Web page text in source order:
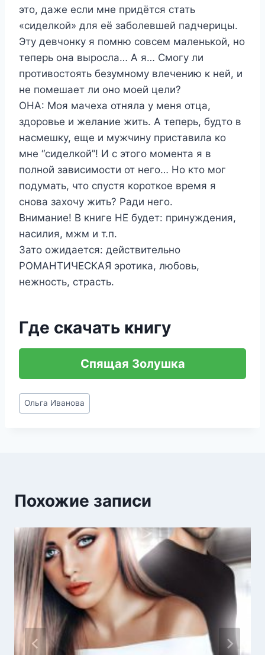
это, даже если мне придётся стать
«сиделкой» для её заболевшей падчерицы.
Эту девчонку я помню совсем маленькой, но
теперь она выросла… А я… Смогу ли
противостоять безумному влечению к ней, и
не помешает ли оно моей цели?
ОНА: Моя мачеха отняла у меня отца,
здоровье и желание жить. А теперь, будто в
насмешку, еще и мужчину приставила ко
мне “сиделкой”! И с этого момента я в
полной зависимости от него… Но кто мог
подумать, что спустя короткое время я
снова захочу жить? Ради него.
Внимание! В книге НЕ будет: принуждения,
насилия, мжм и т.п.
Зато ожидается: действительно
РОМАНТИЧЕСКАЯ эротика, любовь,
нежность, страсть.
Где скачать книгу
Спящая Золушка
Метки
записи:
Ольга Иванова
Похожие записи